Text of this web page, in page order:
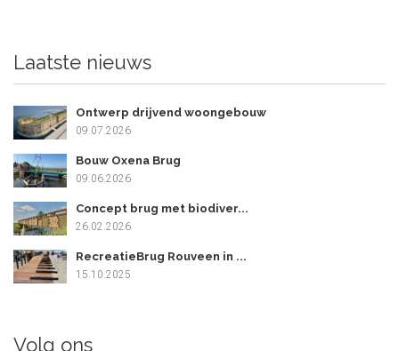
Laatste nieuws
Ontwerp drijvend woongebouw
09.07.2026
Bouw Oxena Brug
09.06.2026
Concept brug met biodiver...
26.02.2026
RecreatieBrug Rouveen in ...
15.10.2025
Volg ons